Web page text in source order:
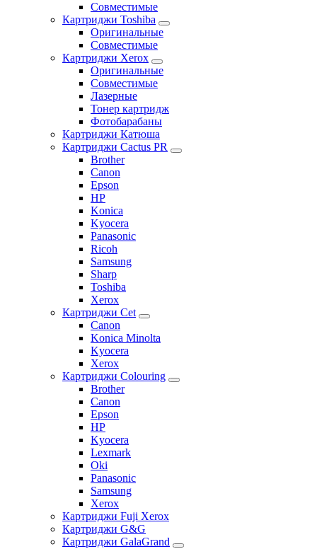
Совместимые
Картриджи Toshiba
Оригинальные
Совместимые
Картриджи Xerox
Оригинальные
Совместимые
Лазерные
Тонер картридж
Фотобарабаны
Картриджи Катюша
Картриджи Cactus PR
Brother
Canon
Epson
HP
Konica
Kyocera
Panasonic
Ricoh
Samsung
Sharp
Toshiba
Xerox
Картриджи Cet
Canon
Konica Minolta
Kyocera
Xerox
Картриджи Colouring
Brother
Canon
Epson
HP
Kyocera
Lexmark
Oki
Panasonic
Samsung
Xerox
Картриджи Fuji Xerox
Картриджи G&G
Картриджи GalaGrand